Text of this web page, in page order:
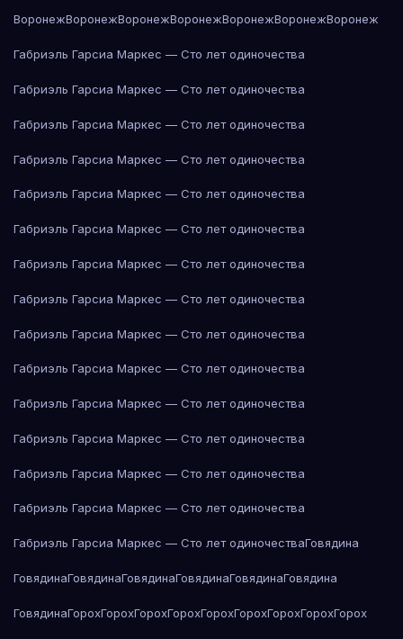
ВоронежВоронежВоронежВоронежВоронежВоронежВоронеж
Габриэль Гарсиа Маркес — Сто лет одиночества
Габриэль Гарсиа Маркес — Сто лет одиночества
Габриэль Гарсиа Маркес — Сто лет одиночества
Габриэль Гарсиа Маркес — Сто лет одиночества
Габриэль Гарсиа Маркес — Сто лет одиночества
Габриэль Гарсиа Маркес — Сто лет одиночества
Габриэль Гарсиа Маркес — Сто лет одиночества
Габриэль Гарсиа Маркес — Сто лет одиночества
Габриэль Гарсиа Маркес — Сто лет одиночества
Габриэль Гарсиа Маркес — Сто лет одиночества
Габриэль Гарсиа Маркес — Сто лет одиночества
Габриэль Гарсиа Маркес — Сто лет одиночества
Габриэль Гарсиа Маркес — Сто лет одиночества
Габриэль Гарсиа Маркес — Сто лет одиночества
Габриэль Гарсиа Маркес — Сто лет одиночестваГовядина
ГовядинаГовядинаГовядинаГовядинаГовядинаГовядина
ГовядинаГорохГорохГорохГорохГорохГорохГорохГорохГорох